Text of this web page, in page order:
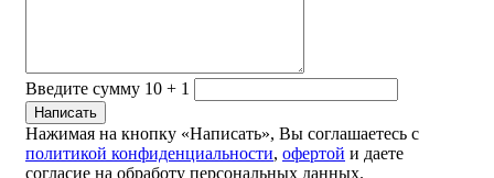
Введите сумму 10 + 1
Нажимая на кнопку «Написать», Вы соглашаетесь с
политикой конфиденциальности, офертой и даете
согласие на обработу персональных данных.